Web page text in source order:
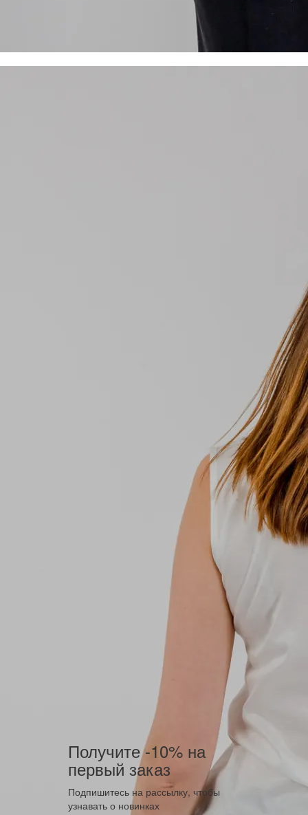
Получите -10% на
первый заказ
Подпишитесь на рассылку, чтобы
узнавать о новинках